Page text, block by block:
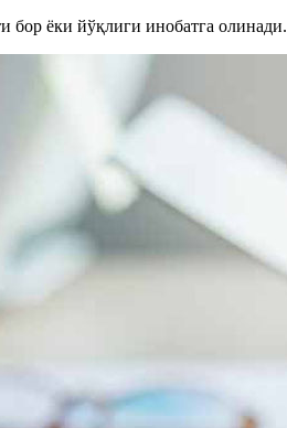
бор ёки йўқлиги инобатга олинади.